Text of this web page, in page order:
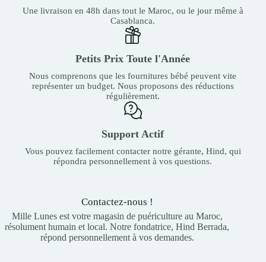
Une livraison en 48h dans tout le Maroc, ou le jour même à
Casablanca.
Petits Prix Toute l'Année
Nous comprenons que les fournitures bébé peuvent vite
représenter un budget. Nous proposons des réductions
régulièrement.
Support Actif
Vous pouvez facilement contacter notre gérante, Hind, qui
répondra personnellement à vos questions.
Contactez-nous !
Mille Lunes est votre magasin de puériculture au Maroc,
résolument humain et local. Notre fondatrice, Hind Berrada,
répond personnellement à vos demandes.